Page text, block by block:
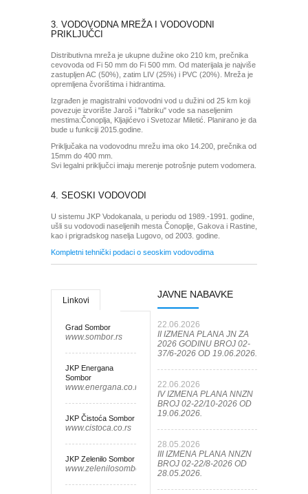
3. VODOVODNA MREŽA I VODOVODNI
PRIKLJUČCI
Distributivna mreža je ukupne dužine oko 210 km, prečnika
cevovoda od Fi 50 mm do Fi 500 mm. Od materijala je najviše
zastupljen AC (50%), zatim LIV (25%) i PVC (20%). Mreža je
opremljena čvorištima i hidrantima.
Izgrađen je magistralni vodovodni vod u dužini od 25 km koji
povezuje izvorište Jaroš i "fabriku" vode sa naseljenim
mestima:Čonoplja, Kljajićevo i Svetozar Miletić. Planirano je da
bude u funkciji 2015.godine.
Priključaka na vodovodnu mrežu ima oko 14.200, prečnika od
15mm do 400 mm.
Svi legalni priključci imaju merenje potrošnje putem vodomera.
4. SEOSKI VODOVODI
U sistemu JKP Vodokanala, u periodu od 1989.-1991. godine,
ušli su vodovodi naseljenih mesta Čonoplje, Gakova i Rastine,
kao i prigradskog naselja Lugovo, od 2003. godine.
Kompletni tehnički podaci o seoskim vodovodima
Linkovi
Grad Sombor
www.sombor.rs
JKP Energana
Sombor
www.energana.co.rs
JKP Čistoća Sombor
www.cistoca.co.rs
JKP Zelenilo Sombor
www.zelenilosombor.co.rs
JAVNE NABAVKE
22.06.2026
II IZMENA PLANA JN ZA
2026 GODINU BROJ 02-
37/6-2026 OD 19.06.2026.
22.06.2026
IV IZMENA PLANA NNZN
BROJ 02-22/10-2026 OD
19.06.2026.
28.05.2026
III IZMENA PLANA NNZN
BROJ 02-22/8-2026 OD
28.05.2026.